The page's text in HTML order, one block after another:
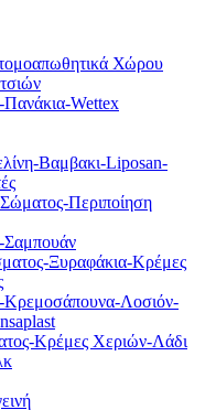
Χώρου
Wettex
Βαμβακι-Liposan-
Περιποίηση
Ξυραφάκια-Κρέμες
-Κρεμοσάπουνα-Λοσιόν-
Κρέμες Χεριών-Λάδι